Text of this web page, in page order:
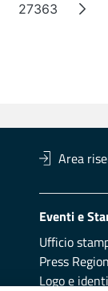
intermedie
Pagina
27363
Area
Eventi e
Ufficio
Press
Logo e